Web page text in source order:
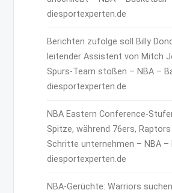
diesportexperten.de
Berichten zufolge soll Billy
leitender Assistent von Mitch
Spurs-Team stoßen – NBA –
diesportexperten.de
NBA Eastern Conference-
Spitze, während 76ers,
Schritte unternehmen – NBA –
diesportexperten.de
NBA-Gerüchte: Warriors